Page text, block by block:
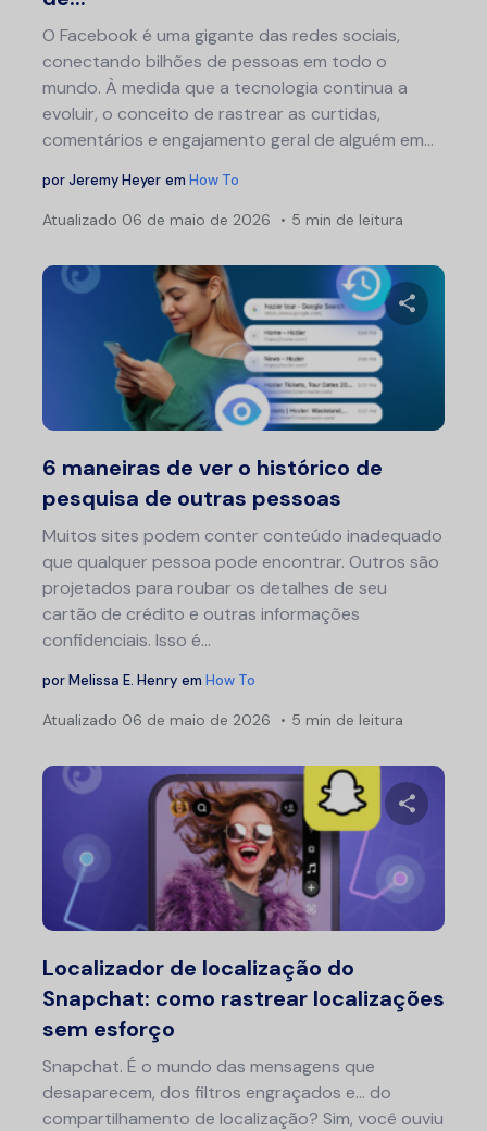
O Facebook é uma gigante das redes sociais,
conectando bilhões de pessoas em todo o
mundo. À medida que a tecnologia continua a
evoluir, o conceito de rastrear as curtidas,
comentários e engajamento geral de alguém em...
porJeremy Heyer em How To
Atualizado 06 de maio de 2026 5 min de leitura
6 maneiras de ver o histórico de
pesquisa de outras pessoas
Muitos sites podem conter conteúdo inadequado
que qualquer pessoa pode encontrar. Outros são
projetados para roubar os detalhes de seu
cartão de crédito e outras informações
confidenciais. Isso é...
porMelissa E. Henry em How To
Atualizado 06 de maio de 2026 5 min de leitura
Localizador de localização do
Snapchat: como rastrear localizações
sem esforço
Snapchat. É o mundo das mensagens que
desaparecem, dos filtros engraçados e... do
compartilhamento de localização? Sim, você ouviu